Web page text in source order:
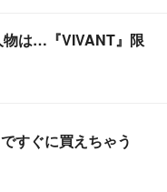
物は…『VIVANT』限
すぐに買えちゃう